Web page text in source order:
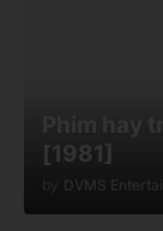
[1981]
DVMS